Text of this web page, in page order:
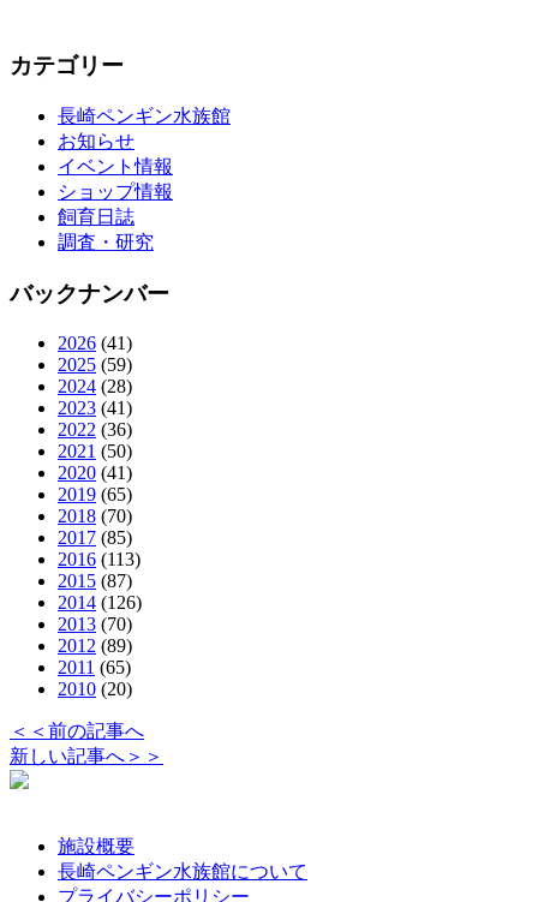
カテゴリー
長崎ペンギン水族館
お知らせ
イベント情報
ショップ情報
飼育日誌
調査・研究
バックナンバー
2026 (41)
2025 (59)
2024 (28)
2023 (41)
2022 (36)
2021 (50)
2020 (41)
2019 (65)
2018 (70)
2017 (85)
2016 (113)
2015 (87)
2014 (126)
2013 (70)
2012 (89)
2011 (65)
2010 (20)
＜＜前の記事へ
新しい記事へ＞＞
施設概要
長崎ペンギン水族館について
プライバシーポリシー